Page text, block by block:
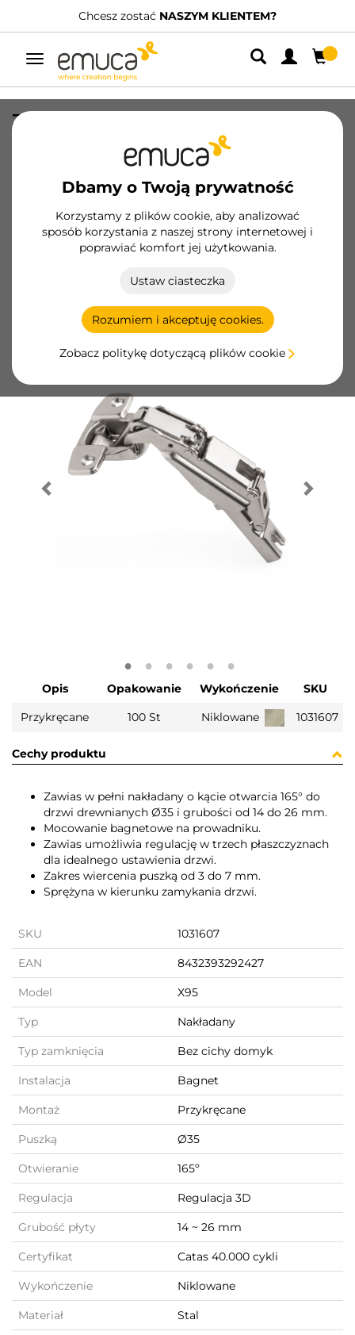
Chcesz zostać NASZYM KLIENTEM?
Przełącz
nawigację
Dbamy o Twoją prywatność
Korzystamy z plików cookie, aby analizować
sposób korzystania z naszej strony internetowej i
poprawiać komfort jej użytkowania.
Ustaw ciasteczka
Rozumiem i akceptuję cookies.
Zobacz politykę dotyczącą plików cookie
Zawias nakładany X95 165 stopni
otwarcia, Przykręcany, Stal, Niklowany
Podstawowe produkty
Zostań klientem
Opis Opakowanie Wykończenie
SKU
Przykręcane
100 St Niklowane 1031607
Cechy produktu
Zawias w pełni nakładany o kącie otwarcia 165° do
drzwi drewnianych Ø35 i grubości od 14 do 26 mm.
Mocowanie bagnetowe na prowadniku.
Zawias umożliwia regulację w trzech płaszczyznach
dla idealnego ustawienia drzwi.
Zakres wiercenia puszką od 3 do 7 mm.
Sprężyna w kierunku zamykania drzwi.
SKU 1031607
EAN 8432393292427
Model X95
Typ Nakładany
Typ zamknięcia Bez cichy domyk
Instalacja Bagnet
Montaż Przykręcane
Puszką Ø35
Otwieranie 165º
Regulacja Regulacja 3D
Grubość płyty 14 ~ 26 mm
Certyfikat Catas 40.000 cykli
Wykończenie Niklowane
Materiał Stal